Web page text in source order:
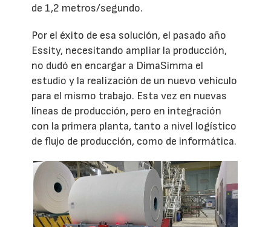
de 1,2 metros/segundo.
Por el éxito de esa solución, el pasado año
Essity, necesitando ampliar la producción,
no dudó en encargar a DimaSimma el
estudio y la realización de un nuevo vehículo
para el mismo trabajo. Esta vez en nuevas
líneas de producción, pero en integración
con la primera planta, tanto a nivel logístico
de flujo de producción, como de informática.